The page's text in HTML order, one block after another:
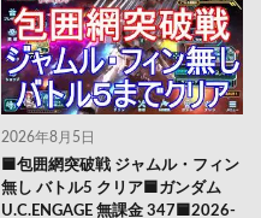
2026年8月5日
🟦包囲網突破戦 ジャムル・フィン
無し バトル5 クリア🟦ガンダム
U.C.ENGAGE 無課金 347🟦2026-